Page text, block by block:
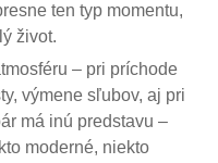
ten typ momentu,
život.
– pri príchode
výmene sľubov, aj pri
má inú predstavu –
moderné, niekto